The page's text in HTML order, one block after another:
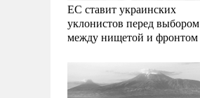
ЕС ставит украинских
уклонистов перед выбором
между нищетой и фронтом